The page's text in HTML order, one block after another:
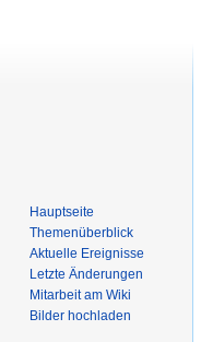
Hauptseite
Themenüberblick
Aktuelle Ereignisse
Letzte Änderungen
Mitarbeit am Wiki
Bilder hochladen